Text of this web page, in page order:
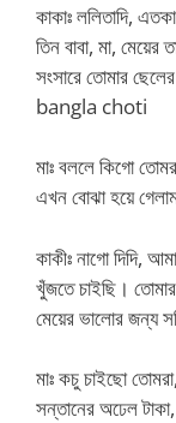
কাকাঃ ললিতাদি,
তিন বাবা, মা,
সংসারে তোমার
bangla choti
মাঃ বললে কিগো
এখন বোঝা হয়ে
কাকীঃ নাগো দিদি,
খুঁজতে চাইছি।
মেয়ের ভালোর জন্য
মাঃ কচু চাইছো
সন্তানের অঢেল